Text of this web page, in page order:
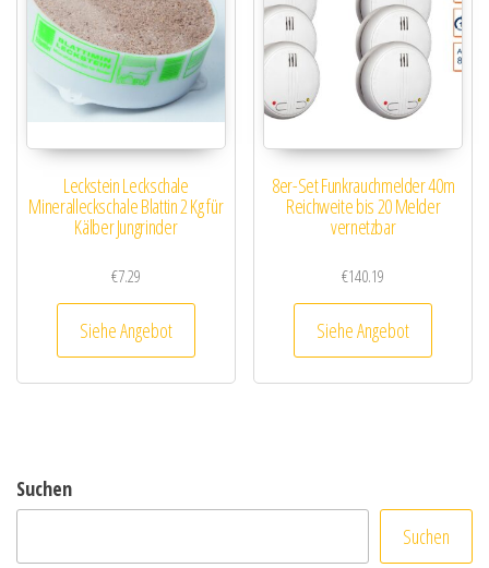
Leckstein Leckschale
Mineralleckschale Blattin 2 Kg für
Kälber Jungrinder
€7.29
Siehe Angebot
8er-Set Funkrauchmelder 40m
Reichweite bis 20 Melder
vernetzbar
€140.19
Siehe Angebot
Suchen
Suchen